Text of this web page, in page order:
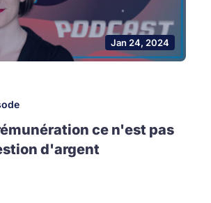
Jan 24, 2024
ce n'est pas
d'argent